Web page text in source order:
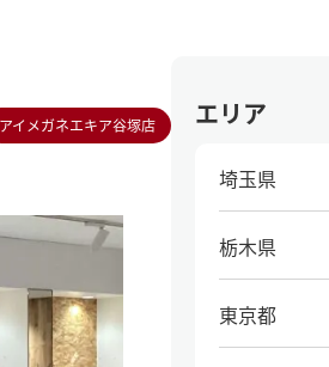
アイメガネエキア谷塚店 エリア
埼玉県
栃木県
東京都